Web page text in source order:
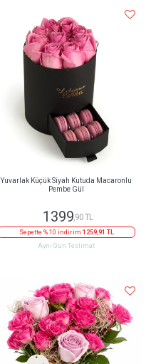
Yuvarlak Küçük Siyah Kutuda Macaronlu
Pembe Gül
1399,90 TL
Sepette % 10 indirim 1259,91 TL
Aynı Gün Teslimat